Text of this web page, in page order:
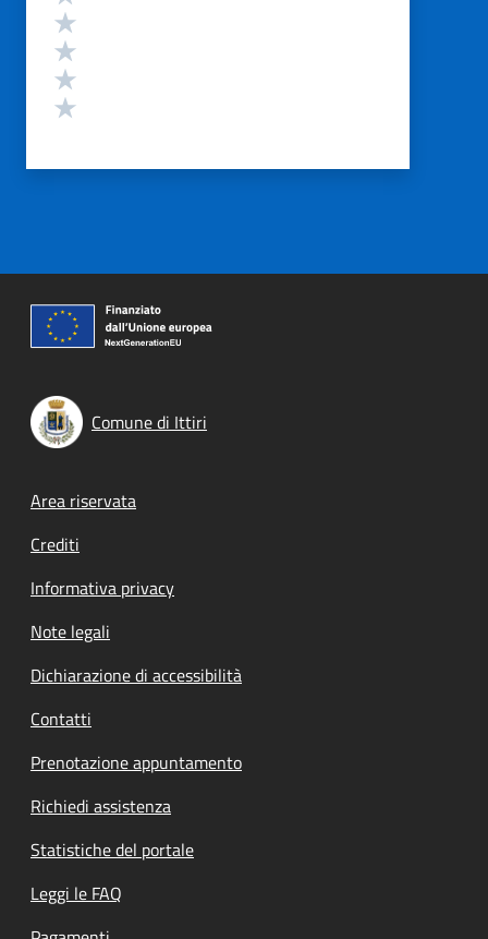
Comune di Ittiri
Footer menu
Area riservata
Crediti
Informativa privacy
Note legali
Dichiarazione di accessibilità
Contatti
Prenotazione appuntamento
Richiedi assistenza
Statistiche del portale
Leggi le FAQ